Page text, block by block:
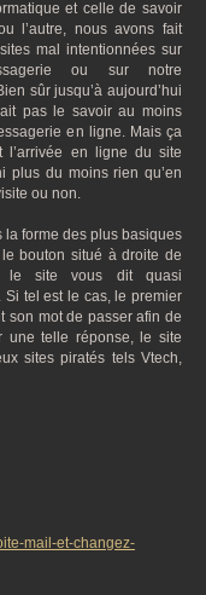
et celle de savoir
l’autre, nous avons fait
mal intentionnées sur
ou sur notre
sûr jusqu’à aujourd’hui
pas le savoir au moins
en ligne. Mais ça
l’arrivée en ligne du site
plus du moins rien qu’en
ou non.
la forme des plus basiques
bouton situé à droite de
le site vous dit quasi
Si tel est le cas, le premier
son mot de passer afin de
une telle réponse, le site
sites piratés tels Vtech,
mail-et-changez-